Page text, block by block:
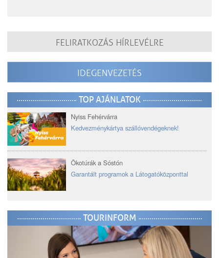
FELIRATKOZÁS HÍRLEVÉLRE
IDEGENVEZETÉS
TOP AJÁNLATOK
Nyiss Fehérvárra
Kedvezménykártya szállóvendégeknek!
Ökotúrák a Sóstón
Garantált programok a Látogatóközponttal
TOURINFORM